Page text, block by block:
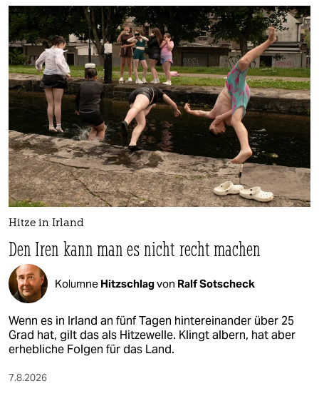
Hitze in Irland
Den Iren kann man es nicht recht machen
Kolumne Hitzschlagvon Ralf Sotscheck
Wenn es in Irland an fünf Tagen hintereinander über 25
Grad hat, gilt das als Hitzewelle. Klingt albern, hat aber
erhebliche Folgen für das Land.
7.8.2026